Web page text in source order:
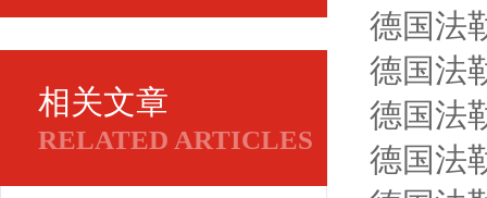
相关文章
RELATED ARTICLES
德国法
德国法
德国法
德国法